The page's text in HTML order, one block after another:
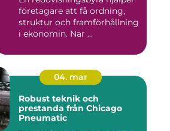
företagare att få ordning,
struktur och framförhållning
i ekonomin. När ...
04. mar
Robust teknik och
prestanda från Chicago
Pneumatic